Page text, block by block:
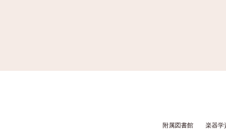
附属図書館 楽器学